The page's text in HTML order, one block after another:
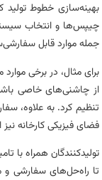
بهینه‌سازی خطوط
چیپس‌ها و انتخاب
جمله موارد قابل
برای مثال، در برخی
از چاشنی‌های خاصی
تنظیم کرد. به علاوه،
فضای فیزیکی کارخانه
تولیدکنندگان همراه با
تا راه‌حل‌های سفارشی و